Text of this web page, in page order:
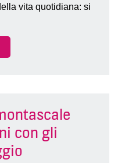
vita quotidiana: si
con gli